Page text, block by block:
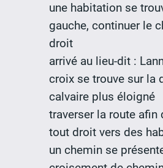
une habitation se
gauche, continuer le
droit
arrivé au lieu-dit :
croix se trouve sur la
calvaire plus éloigné
traverser la route afin
tout droit vers des
un chemin se